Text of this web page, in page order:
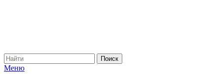
Меню